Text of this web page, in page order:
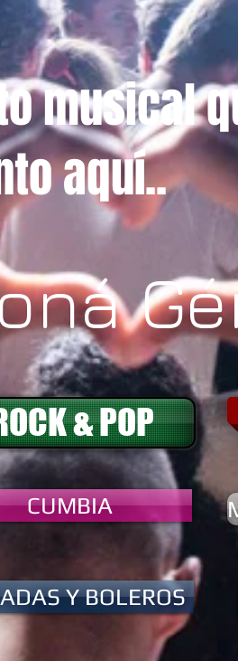
musical
aquí..
& POP
CUMBIA
Y BOLEROS